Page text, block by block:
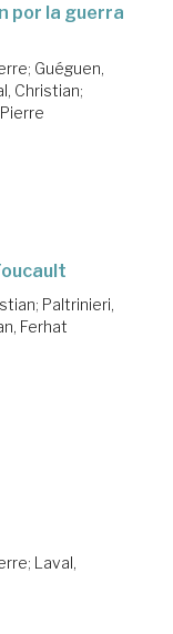
por la guerra
; Guéguen,
Christian;
; Paltrinieri,
Ferhat
; Laval,